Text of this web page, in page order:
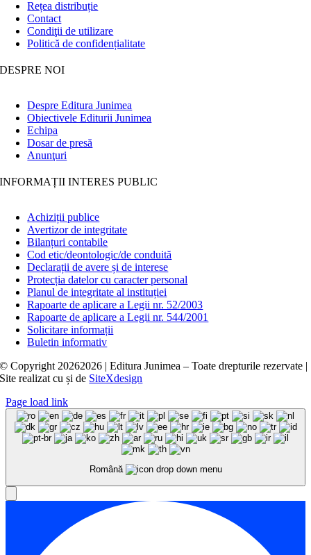
Rețea distribuție
Contact
Condiţii de utilizare
Politică de confidențialitate
DESPRE NOI
Despre Editura Junimea
Obiectivele Editurii Junimea
Echipa
Dosar de presă
Anunţuri
INFORMAȚII INTERES PUBLIC
Achiziții publice
Avertizor de integritate
Bilanțuri contabile
Cod etic/deontologic/de conduită
Declarații de avere și de interese
Protecția datelor cu caracter personal
Planul de integritate al instituției
Rapoarte de aplicare a Legii nr. 52/2003
Rapoarte de aplicare a Legii nr. 544/2001
Solicitare informații
Buletin informativ
© Copyright 20262026 | Editura Junimea – Toate drepturile rezervate |
Site realizat cușide SiteXdesign
Page load link
Română